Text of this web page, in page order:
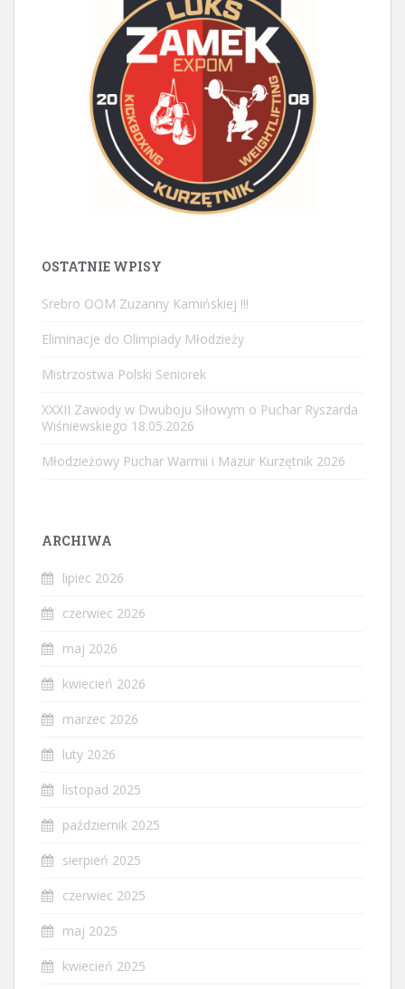
OSTATNIE WPISY
Srebro OOM Zuzanny Kamińskiej !!!
Eliminacje do Olimpiady Młodzieży
Mistrzostwa Polski Seniorek
XXXII Zawody w Dwuboju Siłowym o Puchar Ryszarda
Wiśniewskiego 18.05.2026
Młodzieżowy Puchar Warmii i Mazur Kurzętnik 2026
ARCHIWA
lipiec 2026
czerwiec 2026
maj 2026
kwiecień 2026
marzec 2026
luty 2026
listopad 2025
październik 2025
sierpień 2025
czerwiec 2025
maj 2025
kwiecień 2025